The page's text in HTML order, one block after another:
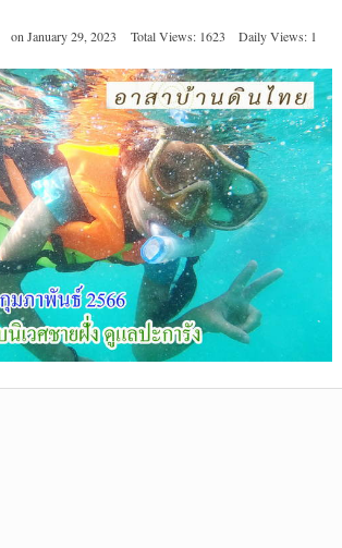
on January 29, 2023 Total Views: 1623
Daily Views: 1